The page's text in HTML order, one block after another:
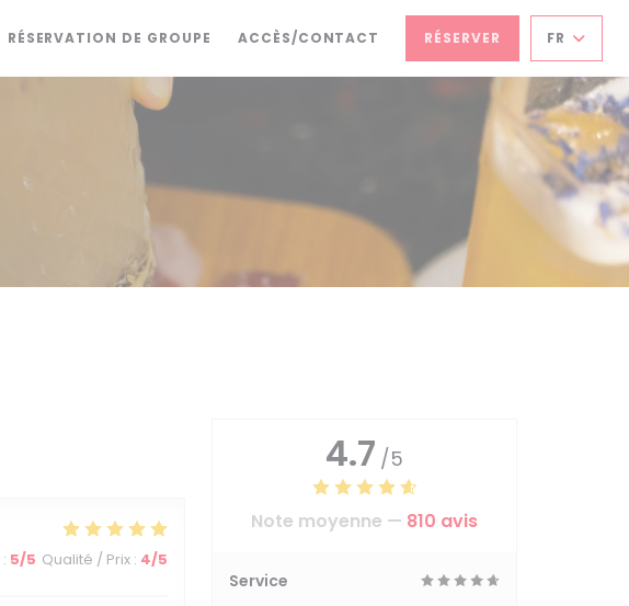
RÉSERVATION DE GROUPE ((OUVRE UNE NOUVELLE FENÊTRE))
ACCÈS/CONTACT RÉSERVER FR
: 5/5 Qualité / Prix : 4/5
4.7 /5
Note moyenne — 810 avis
Service